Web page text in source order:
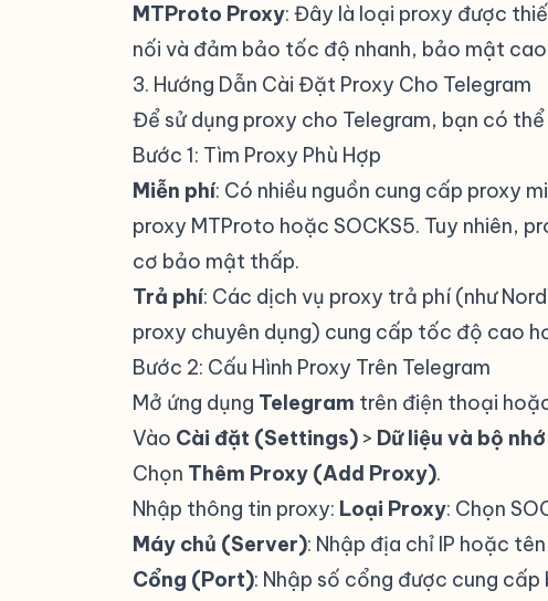
MTProto Proxy: Đây là loại proxy được
nối và đảm bảo tốc độ nhanh, bảo mật
3. Hướng Dẫn Cài Đặt Proxy Cho Telegram
Để sử dụng proxy cho Telegram, bạn có
Bước 1: Tìm Proxy Phù Hợp
Miễn phí: Có nhiều nguồn cung cấp proxy
proxy MTProto hoặc SOCKS5. Tuy nhiên,
cơ bảo mật thấp.
Trả phí: Các dịch vụ proxy trả phí (như
proxy chuyên dụng) cung cấp tốc độ cao
Bước 2: Cấu Hình Proxy Trên Telegram
Mở ứng dụng Telegram trên điện thoại
Vào Cài đặt (Settings) > Dữ liệu và bộ
Chọn Thêm Proxy (Add Proxy).
Nhập thông tin proxy: Loại Proxy: Chọn
Máy chủ (Server): Nhập địa chỉ IP hoặc
Cổng (Port): Nhập số cổng được cung cấp